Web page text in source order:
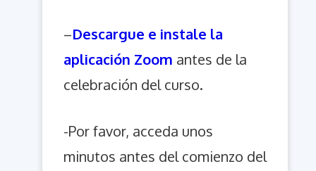
–Descargue e instale la
aplicación Zoom antes de la
celebración del curso.
-Por favor, acceda unos
minutos antes del comienzo del